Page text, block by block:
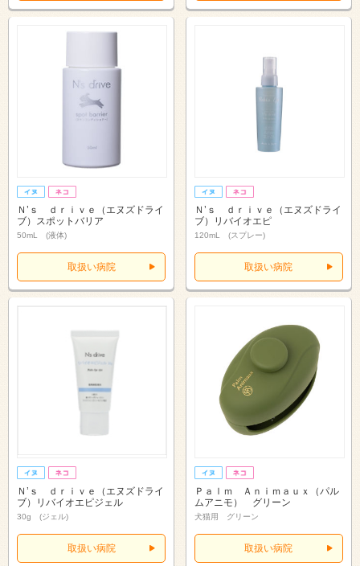
Ｎ’ｓ ｄｒｉｖｅ（エヌズドライ
ブ）スポットバリア
50mL (液体)
取扱い病院
Ｎ’ｓ ｄｒｉｖｅ（エヌズドライ
ブ）リバイオエピ
120mL (スプレー)
取扱い病院
Ｎ’ｓ ｄｒｉｖｅ（エヌズドライ
ブ）リバイオエピジェル
30g (ジェル)
取扱い病院
Ｐａｌｍ Ａｎｉｍａｕｘ（パル
ムアニモ） グリーン
犬猫用 グリーン
取扱い病院